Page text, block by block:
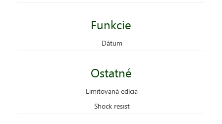
Funkcie
Dátum
Ostatné
Limitovaná edícia
Shock resist